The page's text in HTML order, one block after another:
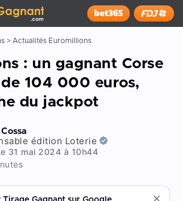
Installer
> Actualités Euromillions
: un gagnant Corse
104 000 euros,
du jackpot
édition Loterie
31 mai 2024 à 10h44